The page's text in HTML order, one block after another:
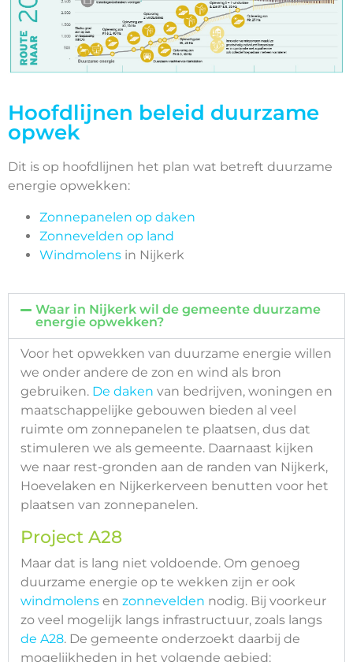
Hoofdlijnen beleid duurzame
opwek
Dit is op hoofdlijnen het plan wat betreft duurzame
energie opwekken:
Zonnepanelen op daken
Zonnevelden op land
Windmolens in Nijkerk
Waar in Nijkerk wil de gemeente duurzame
energie opwekken?
Voor het opwekken van duurzame energie willen
we onder andere de zon en wind als bron
gebruiken. De daken van bedrijven, woningen en
maatschappelijke gebouwen bieden al veel
ruimte om zonnepanelen te plaatsen, dus dat
stimuleren we als gemeente. Daarnaast kijken
we naar rest-gronden aan de randen van Nijkerk,
Hoevelaken en Nijkerkerveen benutten voor het
plaatsen van zonnepanelen.
Project A28
Maar dat is lang niet voldoende. Om genoeg
duurzame energie op te wekken zijn er ook
windmolens en zonnevelden nodig. Bij voorkeur
zo veel mogelijk langs infrastructuur, zoals langs
de A28. De gemeente onderzoekt daarbij de
mogelijkheden in het volgende gebied: